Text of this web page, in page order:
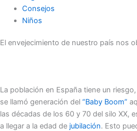
Consejos
Niños
El envejecimiento de nuestro país nos
La población en España tiene un
se llamó generación del “Baby Boom”
las décadas de los 60 y 70 del silo XX,
a llegar a la edad de jubilación. Esto